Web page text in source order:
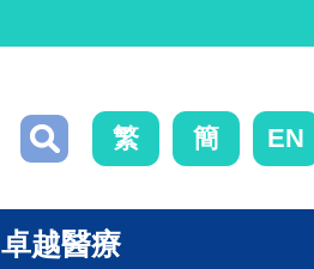
繁 簡 EN
卓越醫療